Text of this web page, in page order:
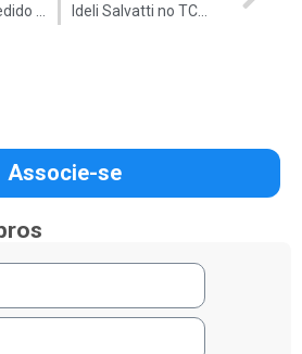
Ideli Salvatti no TCU?
Associe-se